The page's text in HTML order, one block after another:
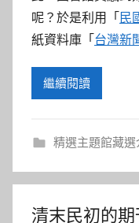
呢？於是利用「 民
紙資料庫「 台灣新
繼續閱讀
精選主題館藏選
清末民初的